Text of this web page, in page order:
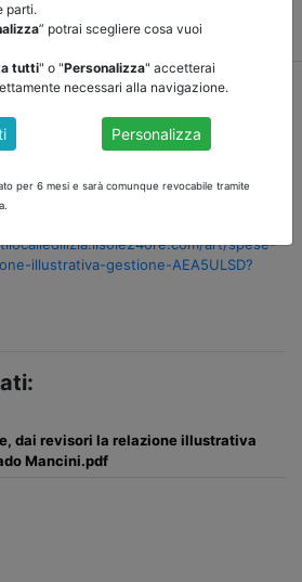
VEDI TUTTE
ancrel/torna indietro
di Corrado Mancini
art/spese-
illustrativa-gestione-AEA5ULSD?
dai revisori la relazione illustrativa
Mancini.pdf
parti.
” potrai scegliere cosa vuoi
tutti" o "Personalizza" accetterai
necessari alla navigazione.
Personalizza
per 6 mesi e sarà comunque revocabile tramite